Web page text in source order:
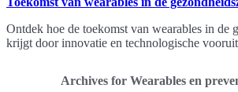
Ontdek hoe de toekomst van wearables in de
krijgt door innovatie en technologische
Archives for Wearables en